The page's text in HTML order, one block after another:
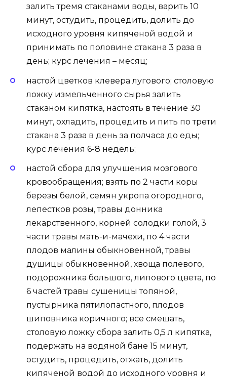
залить тремя стаканами воды, варить 10
минут, остудить, процедить, долить до
исходного уровня кипяченой водой и
принимать по половине стакана 3 раза в
день; курс лечения – месяц;
настой цветков клевера лугового; столовую
ложку измельченного сырья залить
стаканом кипятка, настоять в течение 30
минут, охладить, процедить и пить по трети
стакана 3 раза в день за полчаса до еды;
курс лечения 6-8 недель;
настой сбора для улучшения мозгового
кровообращения; взять по 2 части коры
березы белой, семян укропа огородного,
лепестков розы, травы донника
лекарственного, корней солодки голой, 3
части травы мать-и-мачехи, по 4 части
плодов малины обыкновенной, травы
душицы обыкновенной, хвоща полевого,
подорожника большого, липового цвета, по
6 частей травы сушеницы топяной,
пустырника пятилопастного, плодов
шиповника коричного; все смешать,
столовую ложку сбора залить 0,5 л кипятка,
подержать на водяной бане 15 минут,
остудить, процедить, отжать, долить
кипяченой водой до исходного уровня и